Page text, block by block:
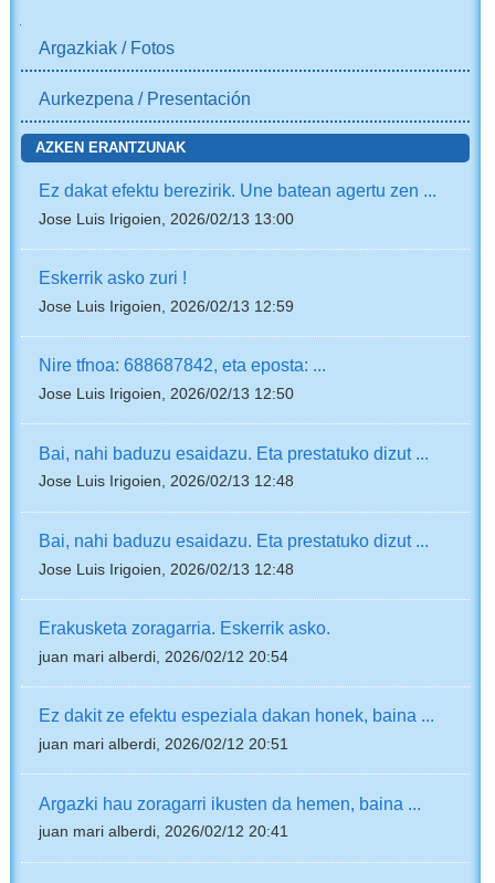
Argazkiak / Fotos
Aurkezpena / Presentación
AZKEN ERANTZUNAK
Ez dakat efektu berezirik. Une batean agertu zen ...
Jose Luis Irigoien, 2026/02/13 13:00
Eskerrik asko zuri !
Jose Luis Irigoien, 2026/02/13 12:59
Nire tfnoa: 688687842, eta eposta: ...
Jose Luis Irigoien, 2026/02/13 12:50
Bai, nahi baduzu esaidazu. Eta prestatuko dizut ...
Jose Luis Irigoien, 2026/02/13 12:48
Bai, nahi baduzu esaidazu. Eta prestatuko dizut ...
Jose Luis Irigoien, 2026/02/13 12:48
Erakusketa zoragarria. Eskerrik asko.
juan mari alberdi, 2026/02/12 20:54
Ez dakit ze efektu espeziala dakan honek, baina ...
juan mari alberdi, 2026/02/12 20:51
Argazki hau zoragarri ikusten da hemen, baina ...
juan mari alberdi, 2026/02/12 20:41